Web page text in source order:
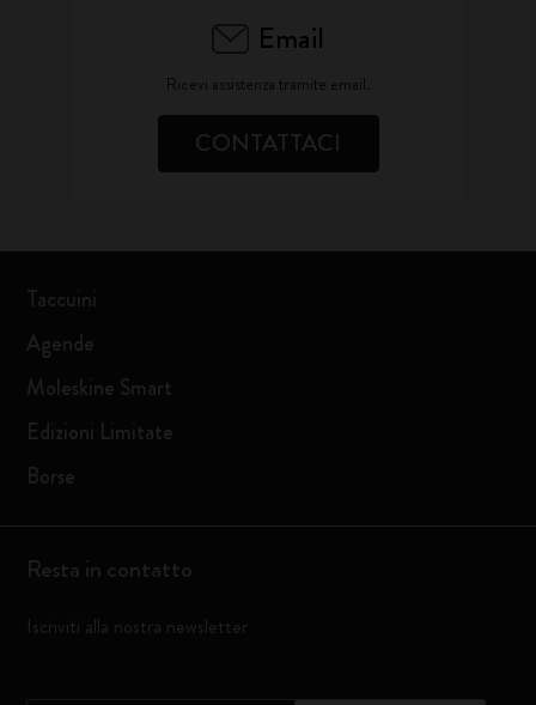
Email
Ricevi assistenza tramite email.
CONTATTACI
Taccuini
Agende
Moleskine Smart
Edizioni Limitate
Borse
Resta in contatto
Iscriviti alla nostra newsletter